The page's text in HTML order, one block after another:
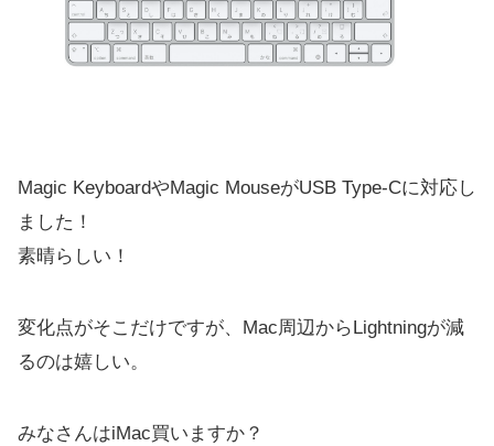
Magic KeyboardやMagic MouseがUSB Type-Cに対応し
ました！
素晴らしい！
変化点がそこだけですが、Mac周辺からLightningが減
るのは嬉しい。
みなさんはiMac買いますか？